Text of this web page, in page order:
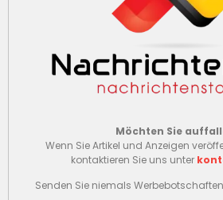
Möchten Sie
Wenn Sie Artikel und Anzeigen
kontaktieren Sie uns unter
Senden Sie niemals